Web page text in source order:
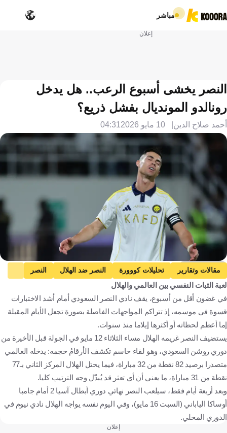
مباشر
إعلان
النصر يخشى أسبوع الرعب.. هل يدخل
رونالدو المونديال بفشل ذريع؟
أحمد صلاح الدين 10 مايو 2026 04:31
Getty Images
مقالات وتقارير تحليلات كووورة النصر ضد الهلال
النصر
الهلال
دوري روشن السعودي
جامبا أوساكا
دوري أبطال آسيا 2
الهلال ضد نيوم
نيوم
كريستيانو رونالدو المملكة العربية السعودية
البرتغال
كرة قدم
لعبة الثبات النفسي بين العالمي والهلال
في غضون أقل من أسبوع، يقف نادي النصر السعودي أمام أشد الاختبارات
قسوة في موسمه، إذ تتراكم المواجهات الفاصلة بصورة تجعل الأيام المقبلة
إما أعظم لحظاته أو أكثرها إيلاما منذ سنوات.
يستضيف النصر غريمه الهلال مساء الثلاثاء 12 مايو في الجولة قبل الأخيرة من
دوري روشن السعودي، وهو لقاء حاسم تكشف الأرقامُ حجمه: يدخله العالمي
متصدرا برصيد 82 نقطة من 32 مباراة، فيما يحتل الهلال المركز الثاني بـ77
نقطة من 31 مباراة، ما يعني أن أي تعثر قد يُبدّل وجه الترتيب كليا.
وبعد أربعة أيام فقط، سيلعب النصر نهائي دوري أبطال آسيا 2 أمام جامبا
أوساكا الياباني (السبت 16 مايو)، وفي اليوم نفسه يواجه الهلال نادي نيوم في
الدوري المحلي.
إعلان